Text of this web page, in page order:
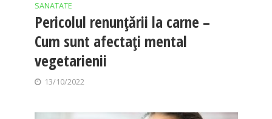
SANATATE
Pericolul renunțării la carne –
Cum sunt afectați mental
vegetarienii
13/10/2022